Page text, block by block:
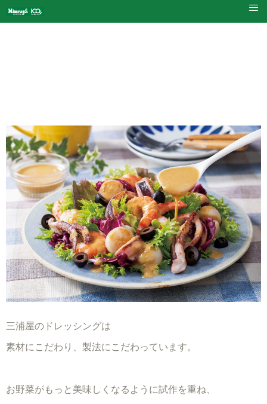
三浦屋のドレッシングは
素材にこだわり、製法にこだわっています。
お野菜がもっと美味しくなるように試作を重ね、